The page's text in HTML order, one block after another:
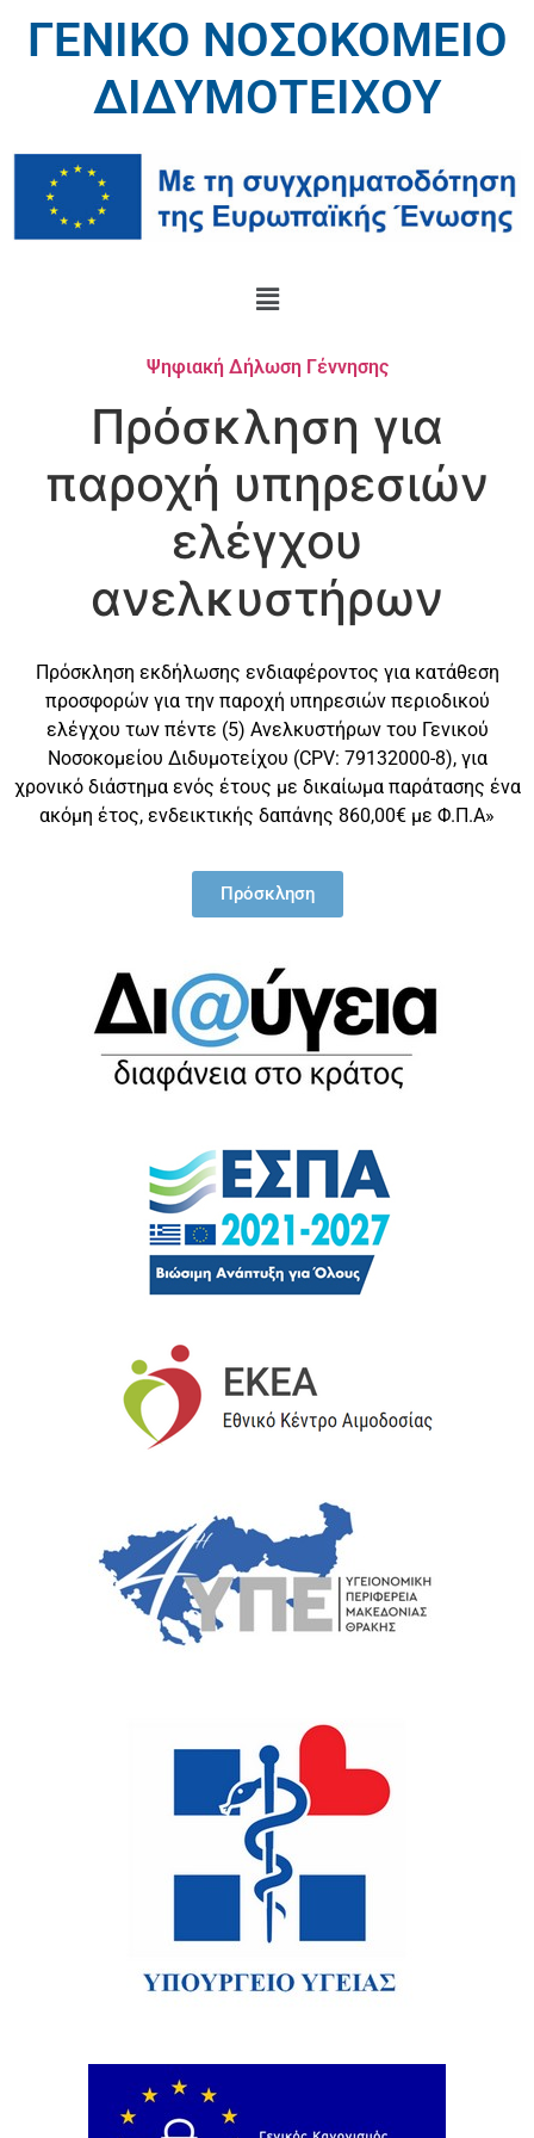
ΓΕΝΙΚΟ ΝΟΣΟΚΟΜΕΙΟ
ΔΙΔΥΜΟΤΕΙΧΟΥ
Ψηφιακή Δήλωση Γέννησης
Πρόσκληση για
παροχή υπηρεσιών
ελέγχου
ανελκυστήρων
Πρόσκληση εκδήλωσης ενδιαφέροντος για κατάθεση
προσφορών για την παροχή υπηρεσιών περιοδικού
ελέγχου των πέντε (5) Ανελκυστήρων του Γενικού
Νοσοκομείου Διδυμοτείχου (CPV: 79132000-8), για
χρονικό διάστημα ενός έτους με δικαίωμα παράτασης ένα
ακόμη έτος, ενδεικτικής δαπάνης 860,00€ με Φ.Π.Α»
Πρόσκληση